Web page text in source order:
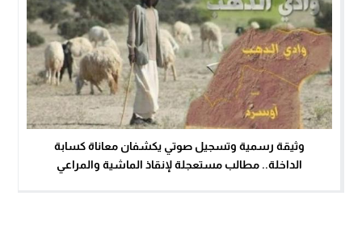
وثيقة رسمية وتسجيل صوتي يكشفان معاناة كسابة
الداخلة.. مطالب مستعجلة لإنقاذ الماشية والمراعي